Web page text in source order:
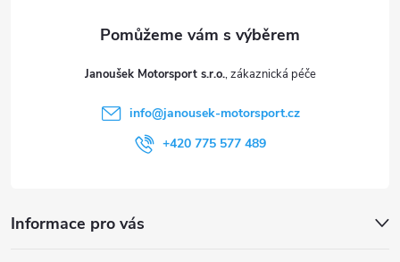
Janoušek Motorsport s.r.o.
info@janousek-motorsport.cz
+420 775 577 489
Informace pro vás